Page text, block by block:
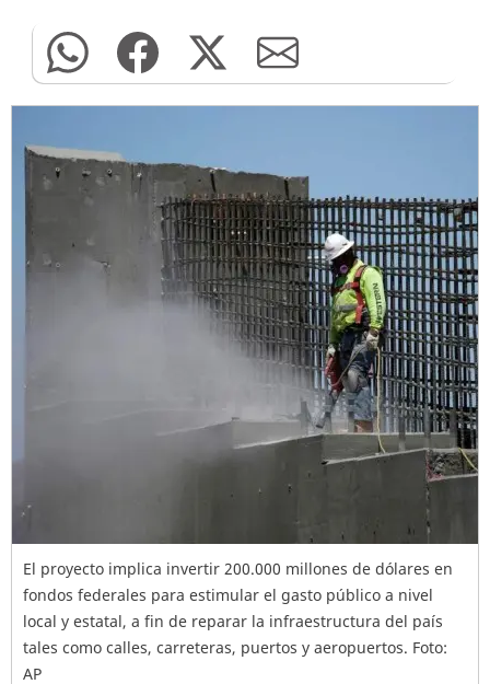
El proyecto implica invertir 200.000 millones de dólares en
fondos federales para estimular el gasto público a nivel
local y estatal, a fin de reparar la infraestructura del país
tales como calles, carreteras, puertos y aeropuertos. Foto:
AP